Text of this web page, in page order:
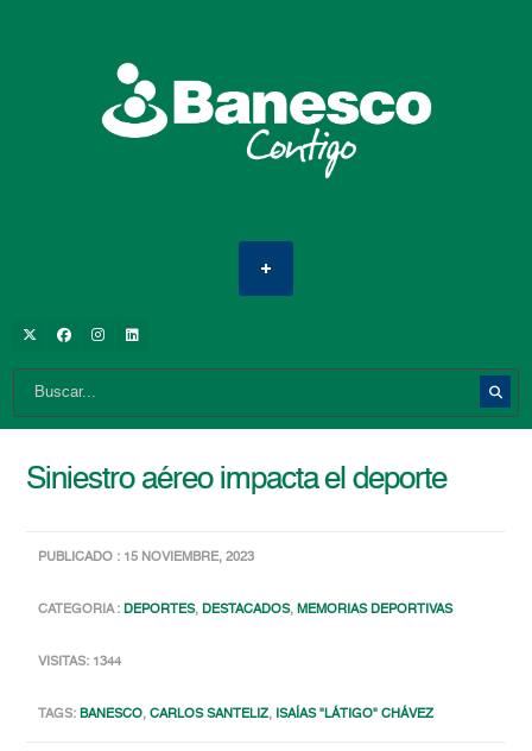
Siniestro aéreo impacta el deporte
PUBLICADO : 15 NOVIEMBRE, 2023
CATEGORIA :DEPORTES,DESTACADOS,MEMORIAS DEPORTIVAS
VISITAS: 1344
TAGS:BANESCO,CARLOS SANTELIZ, ISAÍAS "LÁTIGO" CHÁVEZ